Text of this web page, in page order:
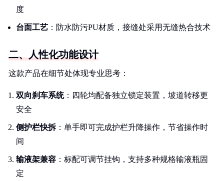
度
台面工艺 ：防水防污PU材质，接缝处采用无缝热合技术
二、人性化功能设计
这款产品在细节处体现专业思考：
双向刹车系统：四轮均配备独立锁定装置，坡道转移更
安全
侧护栏快拆 ：单手即可完成护栏升降操作，节省操作时
间
输液架兼容 ：标配可调节挂钩，支持多种规格输液瓶固
定